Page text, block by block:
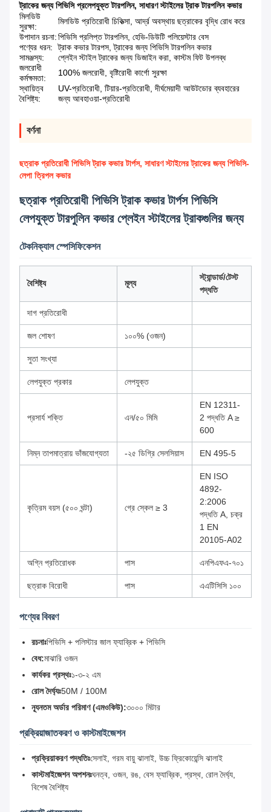
ট্রাকের জন্য পিভিসি প্রলেপযুক্ত টারপলিন, সাধারণ স্টাইলের ট্রাক টারপলিন কভার
মিলডিউ
সুরক্ষা:
মিলডিউ প্রতিরোধী চিকিত্সা, আর্দ্র অবস্থায় ছত্রাকের বৃদ্ধি রোধ করে
উপাদান রচনা:পিভিসি প্রলিপ্ত টারপলিন, হেভি-ডিউটি ​​পলিয়েস্টার বেস
পণ্যের ধরন:
ট্রাক কভার টারপস, ট্রাকের জন্য পিভিসি টারপলিন কভার
সামঞ্জস্য:
প্লেইন স্টাইল ট্রাকের জন্য ডিজাইন করা, কাস্টম ফিট উপলব্ধ
জলরোধী
কর্মক্ষমতা:
100% জলরোধী, বৃষ্টিরোধী কার্গো সুরক্ষা
স্থায়িত্ব
বৈশিষ্ট্য:
UV-প্রতিরোধী, টিয়ার-প্রতিরোধী, দীর্ঘমেয়াদী আউটডোর ব্যবহারের
জন্য আবহাওয়া-প্রতিরোধী
বর্ণনা
ছত্রাক প্রতিরোধী পিভিসি ট্রাক কভার টার্পস, সাধারণ স্টাইলের ট্রাকের জন্য পিভিসি-
লেপা ত্রিপল কভার
ছত্রাক প্রতিরোধী পিভিসি ট্রাক কভার টার্পস পিভিসি
লেপযুক্ত টারপুলিন কভার প্লেইন স্টাইলের ট্রাকগুলির জন্য
টেকনিক্যাল স্পেসিফিকেশন
বৈশিষ্ট্য মূল্য
স্ট্যান্ডার্ড/টেস্ট
পদ্ধতি
দাগ প্রতিরোধী
জল শোষণ ১০০% (ওজন)
সুতা সংখ্যা
লেপযুক্ত প্রকার লেপযুক্ত
প্রসার্য শক্তি এন/৫০ মিমি
EN 12311-
2 পদ্ধতি A ≥
600
নিম্ন তাপমাত্রায় ভাঁজযোগ্যতা -২৫ ডিগ্রি সেলসিয়াস EN 495-5
কৃত্রিম বয়স (৫০০ ঘন্টা) গ্রে স্কেল ≥ 3
EN ISO
4892-
2:2006
পদ্ধতি A, চক্র
1 EN
20105-A02
অগ্নি প্রতিরোধক পাস এনপিএফএ-৭০১
ছত্রাক বিরোধী পাস এএটিসিসি ১০০
পণ্যের বিবরণ
রচনাঃপিভিসি + পলিস্টার জাল ফ্যাব্রিক + পিভিসি
বেধ:মাঝারি ওজন
কার্যকর প্রস্থঃ১-৩-২ এম
রোল দৈর্ঘ্যঃ50M / 100M
ন্যূনতম অর্ডার পরিমাণ (এমওকিউ):৩০০০ মিটার
প্রক্রিয়াজাতকরণ ও কাস্টমাইজেশন
প্রক্রিয়াকরণ পদ্ধতিঃসেলাই, গরম বায়ু ঝালাই, উচ্চ ফ্রিকোয়েন্সি ঝালাই
কাস্টমাইজেশন অপশনঃঘনত্ব, ওজন, রঙ, বেস ফ্যাব্রিক, প্রস্থ, রোল দৈর্ঘ্য,
বিশেষ বৈশিষ্ট্য